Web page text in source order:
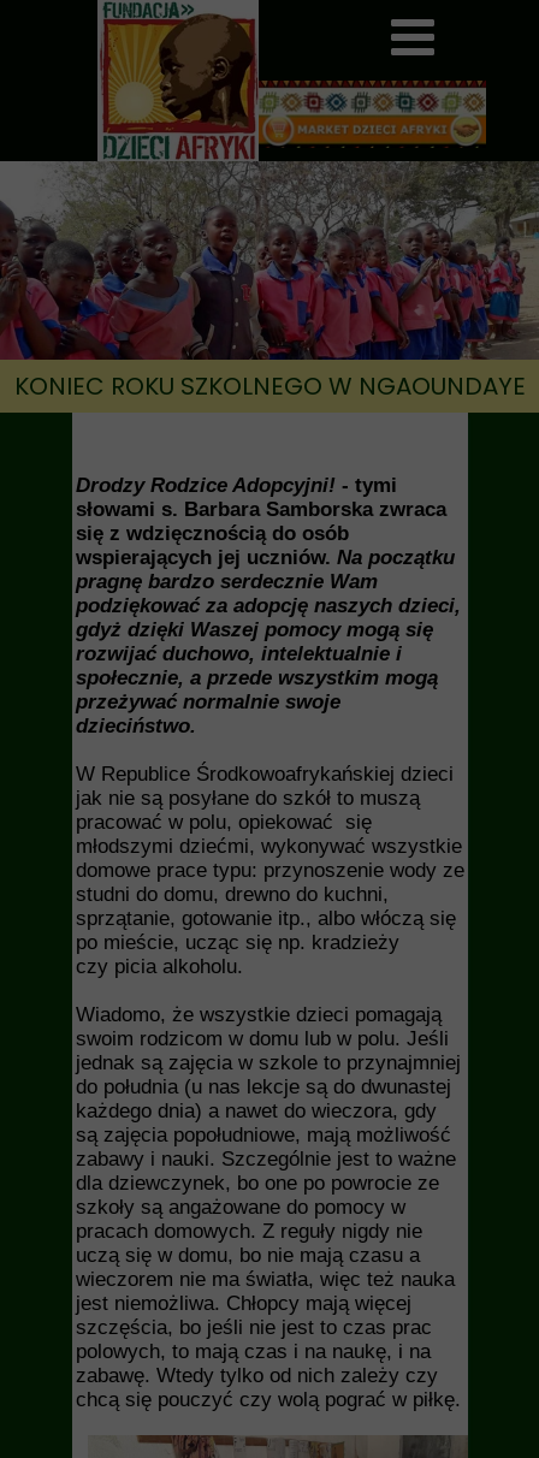
KONIEC ROKU SZKOLNEGO W NGAOUNDAYE
Drodzy Rodzice Adopcyjni! - tymi
słowami s. Barbara Samborska zwraca
się z wdzięcznością do osób
wspierających jej uczniów. Na początku
pragnę bardzo serdecznie Wam
podziękować za adopcję naszych dzieci,
gdyż dzięki Waszej pomocy mogą się
rozwijać duchowo, intelektualnie i
społecznie, a przede wszystkim mogą
przeżywać normalnie swoje
dzieciństwo.
W Republice Środkowoafrykańskiej dzieci
jak nie są posyłane do szkół to muszą
pracować w polu, opiekować się
młodszymi dziećmi, wykonywać wszystkie
domowe prace typu: przynoszenie wody ze
studni do domu, drewno do kuchni,
sprzątanie, gotowanie itp., albo włóczą się
po mieście, ucząc się np. kradzieży
czy picia alkoholu.
Wiadomo, że wszystkie dzieci pomagają
swoim rodzicom w domu lub w polu. Jeśli
jednak są zajęcia w szkole to przynajmniej
do południa (u nas lekcje są do dwunastej
każdego dnia) a nawet do wieczora, gdy
są zajęcia popołudniowe, mają możliwość
zabawy i nauki. Szczególnie jest to ważne
dla dziewczynek, bo one po powrocie ze
szkoły są angażowane do pomocy w
pracach domowych. Z reguły nigdy nie
uczą się w domu, bo nie mają czasu a
wieczorem nie ma światła, więc też nauka
jest niemożliwa. Chłopcy mają więcej
szczęścia, bo jeśli nie jest to czas prac
polowych, to mają czas i na naukę, i na
zabawę. Wtedy tylko od nich zależy czy
chcą się pouczyć czy wolą pograć w piłkę.